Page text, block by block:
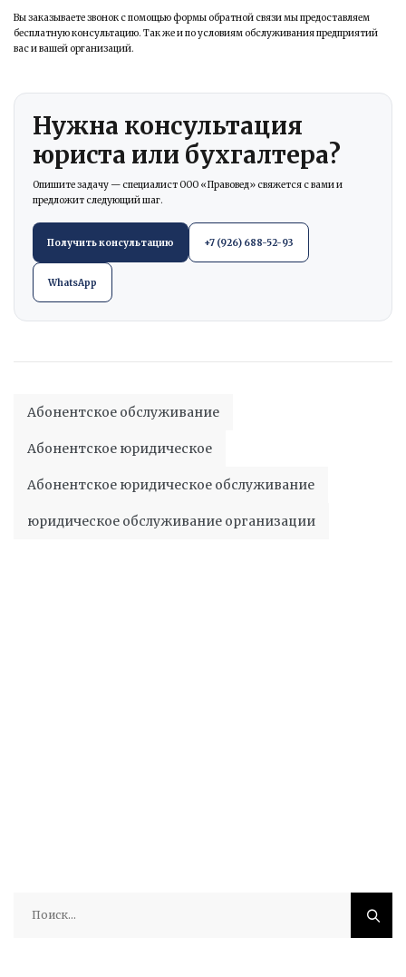
Вы заказываете звонок с помощью формы обратной связи мы предоставляем
бесплатную консультацию. Так же и по условиям обслуживания предприятий
вас и вашей организаций.
Нужна консультация
юриста или бухгалтера?
Опишите задачу — специалист ООО «Правовед» свяжется с вами и
предложит следующий шаг.
Получить консультацию +7 (926) 688-52-93
WhatsApp
Абонентское обслуживание
Абонентское юридическое
Абонентское юридическое обслуживание
юридическое обслуживание организации